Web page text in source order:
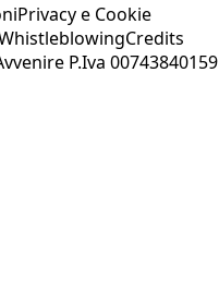
Privacy e Cookie
Credits
P.Iva 00743840159